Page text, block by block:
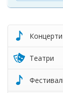
Концерти
Театри
Фестивалі